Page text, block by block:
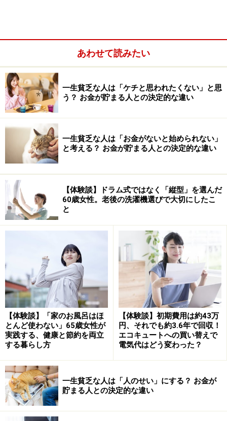
もっとも、家計簿は、ただつけているだけでは意味があ
りません。家計簿から毎月の無駄を見いだし、改善し、
さらに収入と支出のバランスも考えます。そして家計管
理により余剰金が捻出できたら、それを貯蓄したり借入
しましょう。
極端にお金の管理が苦手な人は、どうす
とはいえ、高齢者やもともと極端にお金の管理が苦手な
方は、家計管理はもちろんのこと、家計簿を続けること
自体かなり根気のいる作業です。一人だと続かないこと
もあるかもしれません。
そんな時は、家計管理に伴走者のような存在がいると心
強いものです。
家計管理の伴走者といえば、ファイナン
シャルプランナーが考えられます。
できれば有料で相談を受けているファイナンシャルプラ
ンナーとともに、長期的な家計の見直しを行うことをお
すすめしたいところですが、有料での相談が難しい方の
あわせて読みたい
一生貧乏な人は「ケチと思われたくない」と思
う？ お金が貯まる人との決定的な違い
一生貧乏な人は「お金がないと始められない」
と考える？ お金が貯まる人との決定的な違い
【体験談】ドラム式ではなく「縦型」を選んだ
60歳女性。老後の洗濯機選びで大切にしたこ
と
【体験談】「家のお風呂はほ
とんど使わない」65歳女性が
実践する、健康と節約を両立
する暮らし方
【体験談】初期費用は約43万
円、それでも約3.6年で回収！
エコキュートへの買い替えで
電気代はどう変わった？
一生貧乏な人は「人のせい」にする？ お金が
貯まる人との決定的な違い